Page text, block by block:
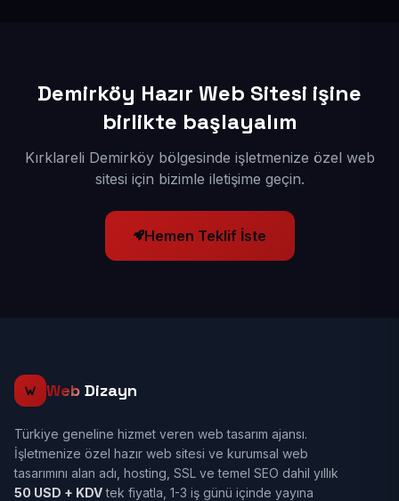
Demirköy Hazır Web Sitesi işine
birlikte başlayalım
Kırklareli Demirköy bölgesinde işletmenize özel web
sitesi için bizimle iletişime geçin.
Hemen Teklif İste
Web Dizayn
Türkiye geneline hizmet veren web tasarım ajansı.
İşletmenize özel hazır web sitesi ve kurumsal web
tasarımını alan adı, hosting, SSL ve temel SEO dahil yıllık
50 USD + KDVtek fiyatla, 1-3 iş günü içinde yayına